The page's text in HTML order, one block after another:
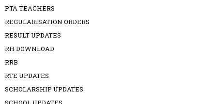
PTA TEACHERS
REGULARISATION ORDERS
RESULT UPDATES
RH DOWNLOAD
RRB
RTE UPDATES
SCHOLARSHIP UPDATES